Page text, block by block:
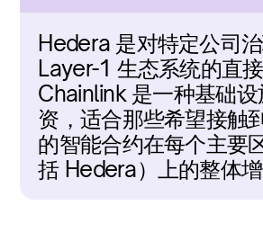
Hedera 是对特定公司
Layer-1 生态系统的直接
Chainlink 是一种基础
资，适合那些希望接触
的智能合约在每个主要
括 Hedera）上的整体增